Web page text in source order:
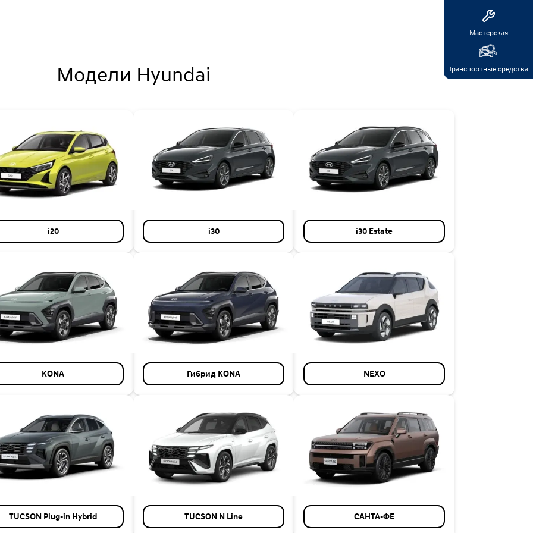
Модели Hyundai
i20 i30 i30 Estate
KONA Гибрид KONA NEXO
TUCSON Plug-in Hybrid TUCSON N Line САНТА-ФЕ
Мастерская
Транспортные средства